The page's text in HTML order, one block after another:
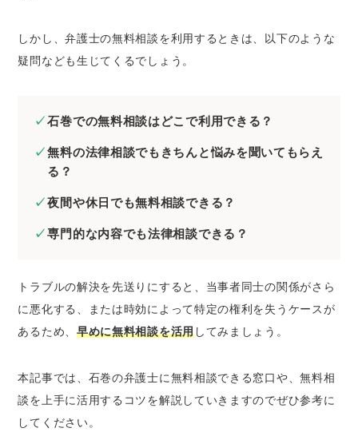
石巻の弁護士に交通事故の無料法律相談をし
たいとき
石巻の弁護士にネットトラブルの無料法律相
談をしたいとき
証拠や資料を集めておく
当事者が複数いるときは相関図を作成する
石巻で法律問題を解決するときの弁護士の選び
方
解決したい分野に注力している弁護士を選ぶ
専門書などを監修している弁護士を選ぶ
来所不要の弁護士を選ぶ
しかし、弁護士の無料相談を利用するときは、以下のような
疑問なども生じてくるでしょう。
石巻での無料相談はどこで利用できる？
無料の法律相談でもきちんと悩みを聞いてもらえ
る？
夜間や休日でも無料相談できる？
専門的な内容でも法律相談できる？
トラブルの解決を先送りにすると、当事者同士の関係がさら
に悪化する、または時効によって特定の権利を失うケースが
あるため、 早めに無料相談を活用してみましょう。
本記事では、石巻の弁護士に無料相談できる窓口や、無料相
談を上手に活用するコツを解説していきますのでぜひ参考に
してください。